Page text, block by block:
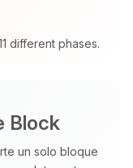
different phases.
Block
un solo bloque